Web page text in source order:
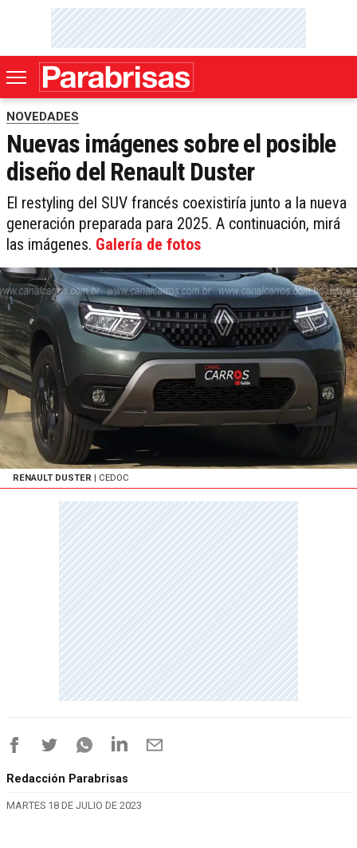
NOVEDADES
Nuevas imágenes sobre el posible
diseño del Renault Duster
El restyling del SUV francés coexistiría junto a la nueva
generación preparada para 2025. A continuación, mirá
las imágenes. Galería de fotos
RENAULT DUSTER | CEDOC
Redacción Parabrisas
MARTES 18 DE JULIO DE 2023